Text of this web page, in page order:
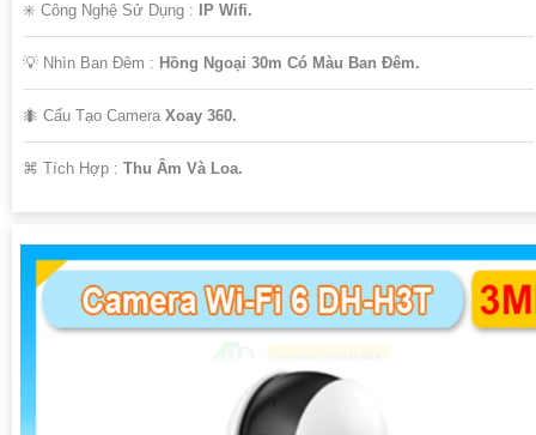
✳️ Công Nghệ Sử Dụng : IP Wifi.
💡 Nhìn Ban Đêm : Hồng Ngoại 30m Có Màu Ban Ðêm.
🐜 Cấu Tạo Camera Xoay 360.
️⌘ Tích Hợp : Thu Âm Và Loa.